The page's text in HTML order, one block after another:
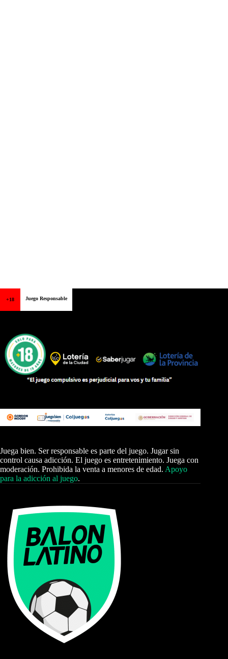
+18 Juego Responsable
Juega bien. Ser responsable es parte del juego. Jugar sin
control causa adicción. El juego es entretenimiento. Juega con
moderación. Prohibida la venta a menores de edad. Apoyo
para la adicción al juego.